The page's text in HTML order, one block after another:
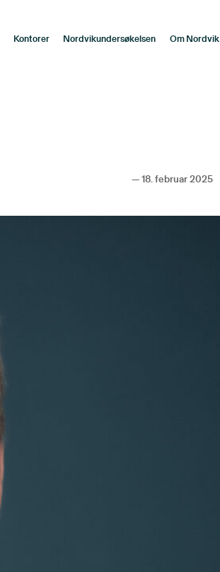
Kontorer Nordvikundersøkelsen Om Nordvik
— 18. februar 2025